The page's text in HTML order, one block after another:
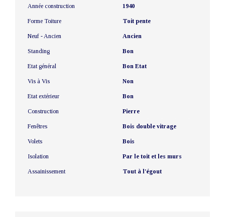
Année construction 1940
Forme Toiture Toit pente
Neuf - Ancien Ancien
Standing Bon
Etat général Bon Etat
Vis à Vis Non
Etat extérieur Bon
Construction Pierre
Fenêtres Bois double vitrage
Volets Bois
Isolation Par le toit et les murs
Assainissement Tout à l'égout